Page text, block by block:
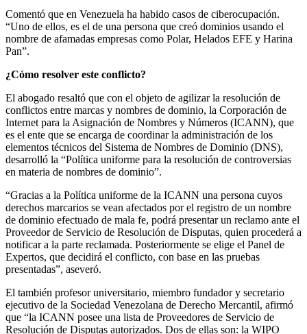
Comentó que en Venezuela ha habido casos de ciberocupación.
“Uno de ellos, es el de una persona que creó dominios usando el
nombre de afamadas empresas como Polar, Helados EFE y Harina
Pan”.
¿Cómo resolver este conflicto?
El abogado resaltó que con el objeto de agilizar la resolución de
conflictos entre marcas y nombres de dominio, la Corporación de
Internet para la Asignación de Nombres y Números (ICANN), que
es el ente que se encarga de coordinar la administración de los
elementos técnicos del Sistema de Nombres de Dominio (DNS),
desarrolló la “Política uniforme para la resolución de controversias
en materia de nombres de dominio”.
“Gracias a la Política uniforme de la ICANN una persona cuyos
derechos marcarios se vean afectados por el registro de un nombre
de dominio efectuado de mala fe, podrá presentar un reclamo ante el
Proveedor de Servicio de Resolución de Disputas, quien procederá a
notificar a la parte reclamada. Posteriormente se elige el Panel de
Expertos, que decidirá el conflicto, con base en las pruebas
presentadas”, aseveró.
El también profesor universitario, miembro fundador y secretario
ejecutivo de la Sociedad Venezolana de Derecho Mercantil, afirmó
que “la ICANN posee una lista de Proveedores de Servicio de
Resolución de Disputas autorizados. Dos de ellas son: la WIPO